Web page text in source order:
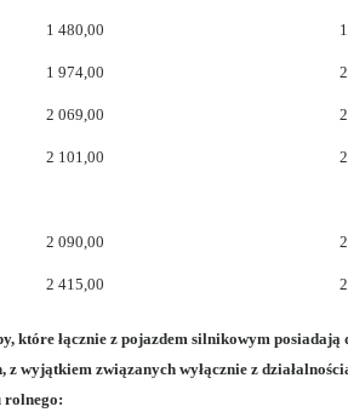
1 480,00
1 974,00
2 069,00
2 101,00
2 090,00
2 415,00
które łącznie z pojazdem silnikowym posiadają
z wyjątkiem związanych wyłącznie z
rolnego: